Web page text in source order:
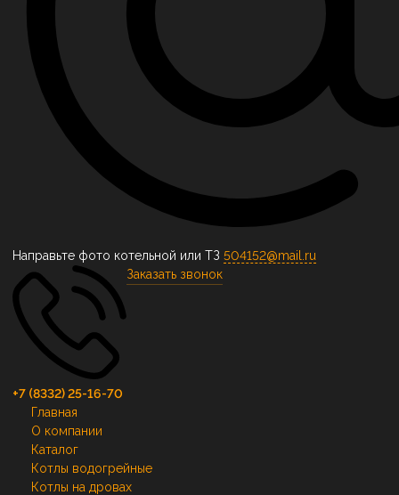
Направьте фото котельной или ТЗ 504152@mail.ru
+7 (8332) 25-16-70
Заказать звонок
Главная
О компании
Каталог
Котлы водогрейные
Котлы на дровах